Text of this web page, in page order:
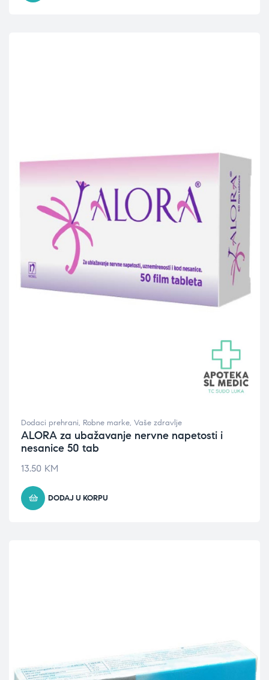
Dodaci prehrani, Robne marke, Vaše zdravlje
ALORA za ubažavanje nervne napetosti i
nesanice 50 tab
13.50 KM
DODAJ U KORPU